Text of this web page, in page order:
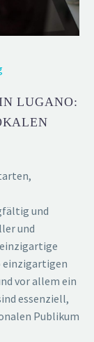
LUGANO:
und
und
einzigartigen
vor allem ein
essenziell,
Publikum